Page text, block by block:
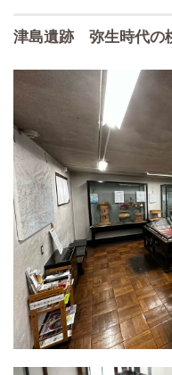
津島遺跡 弥生時代の